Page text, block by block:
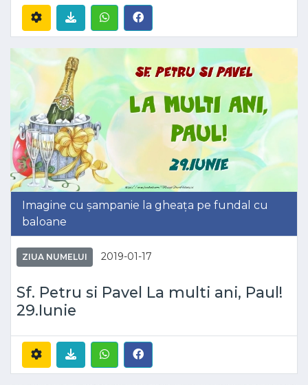
Imagine cu șampanie la gheața pe fundal cu
baloane
ZIUA NUMELUI 2019-01-17
Sf. Petru si Pavel La multi ani, Paul!
29.Iunie